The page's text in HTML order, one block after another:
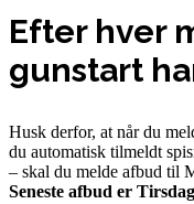
Efter hver
gunstart
Husk derfor, at når du
du automatisk tilmeldt
– skal du melde afbud til
Seneste afbud er